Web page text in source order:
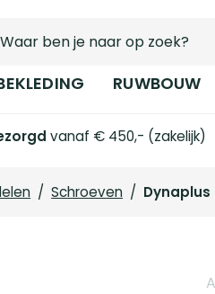
RUWBOUW
vanaf € 450,- (zakelijk)
/ Schroeven / Dynaplus